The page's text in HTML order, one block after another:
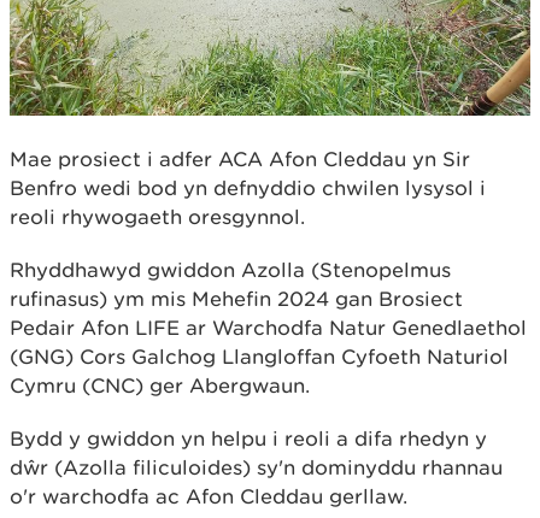
Mae prosiect i adfer ACA Afon Cleddau yn Sir
Benfro wedi bod yn defnyddio chwilen lysysol i
reoli rhywogaeth oresgynnol.
Rhyddhawyd gwiddon Azolla (Stenopelmus
rufinasus) ym mis Mehefin 2024 gan Brosiect
Pedair Afon LIFE ar Warchodfa Natur Genedlaethol
(GNG) Cors Galchog Llangloffan Cyfoeth Naturiol
Cymru (CNC) ger Abergwaun.
Bydd y gwiddon yn helpu i reoli a difa rhedyn y
dŵr (Azolla filiculoides) sy'n dominyddu rhannau
o'r warchodfa ac Afon Cleddau gerllaw.